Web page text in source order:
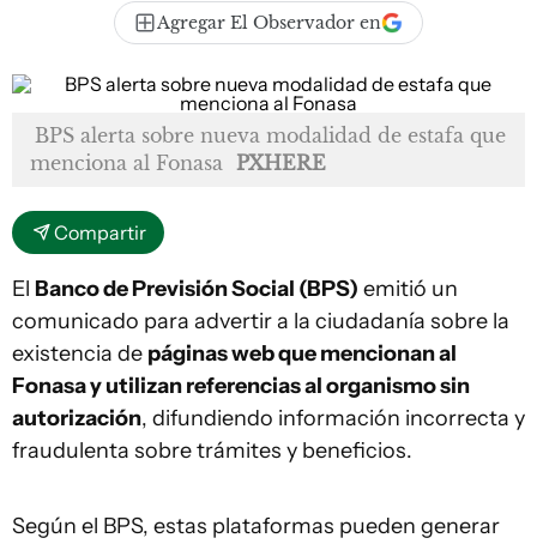
Agregar El Observador en
BPS alerta sobre nueva modalidad de estafa que
menciona al Fonasa PXHERE
Compartir
El Banco de Previsión Social (BPS) emitió un
comunicado para advertir a la ciudadanía sobre la
existencia de páginas web que mencionan al
Fonasa y utilizan referencias al organismo sin
autorización, difundiendo información incorrecta y
fraudulenta sobre trámites y beneficios.
Según el BPS, estas plataformas pueden generar